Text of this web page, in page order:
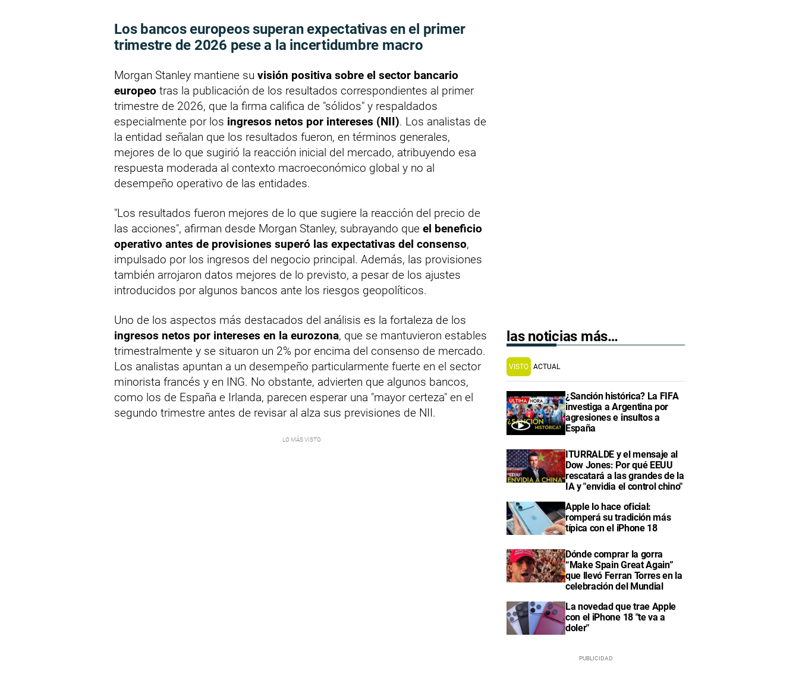
Los bancos europeos superan expectativas en el primer
trimestre de 2026 pese a la incertidumbre macro
Morgan Stanley mantiene su visión positiva sobre el sector bancario
europeo tras la publicación de los resultados correspondientes al primer
trimestre de 2026, que la firma califica de "sólidos" y respaldados
especialmente por los ingresos netos por intereses (NII). Los analistas de
la entidad señalan que los resultados fueron, en términos generales,
mejores de lo que sugirió la reacción inicial del mercado, atribuyendo esa
respuesta moderada al contexto macroeconómico global y no al
desempeño operativo de las entidades.
"Los resultados fueron mejores de lo que sugiere la reacción del precio de
las acciones", afirman desde Morgan Stanley, subrayando que el beneficio
operativo antes de provisiones superó las expectativas del consenso,
impulsado por los ingresos del negocio principal. Además, las provisiones
también arrojaron datos mejores de lo previsto, a pesar de los ajustes
introducidos por algunos bancos ante los riesgos geopolíticos.
Uno de los aspectos más destacados del análisis es la fortaleza de los
ingresos netos por intereses en la eurozona, que se mantuvieron estables
trimestralmente y se situaron un 2% por encima del consenso de mercado.
Los analistas apuntan a un desempeño particularmente fuerte en el sector
minorista francés y en ING. No obstante, advierten que algunos bancos,
como los de España e Irlanda, parecen esperar una "mayor certeza" en el
segundo trimestre antes de revisar al alza sus previsiones de NII.
las noticias más…
VISTO ACTUAL
¿Sanción histórica? La FIFA
investiga a Argentina por
agresiones e insultos a
España
ITURRALDE y el mensaje al
Dow Jones: Por qué EEUU
rescatará a las grandes de la
IA y "envidia el control chino"
Apple lo hace oficial:
romperá su tradición más
típica con el iPhone 18
Dónde comprar la gorra
“Make Spain Great Again”
que llevó Ferran Torres en la
celebración del Mundial
La novedad que trae Apple
con el iPhone 18 "te va a
doler"